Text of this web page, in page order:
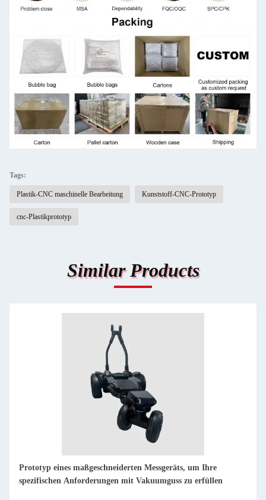
Tags:
Plastik-CNC maschinelle Bearbeitung Kunststoff-CNC-Prototyp
cnc-Plastikprototyp
Similar Products
um Ihre
zu erfüllen
Dienstleistungen für die Bearbeitung
Präzisionsmessgeräten